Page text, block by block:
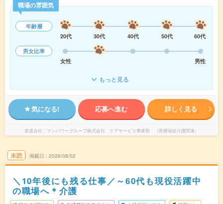
職場の雰囲気
年齢層
20代
30代 40代 50代
60代
男女比率
女性
男性
もっと見る
気になる! 応募へ進む 詳しく見る
派遣会社 マンパワーグループ株式会社 ケアサービス事業部 （医療福祉介護関連）
未読 掲載日 2026/08/02
＼10年後にも残る仕事／～60代も現役活躍中
の職場へ＊介護